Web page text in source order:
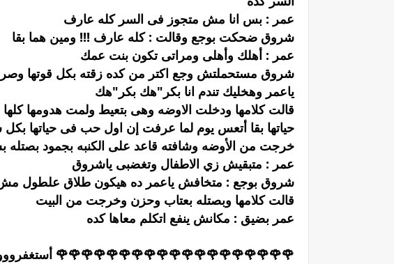
عمر : بس انا مش متجوز فى السر كله عارف
شروق ضحكت بوجع وقالت : كله عارف !!! ومين هما بقا
عمر : أهلك وأهلى ومراتى تكون بنت عمك
شروق مستحملتش وجع اكتر من كده زقته بكل
ياعمر وهخليك تندم انا بكر"هك بكر"هك
قالت كلامها ودخلت الاوضه وهى بتعيط ولمت هدومها
حياتها بقا أتعس يوم لما عرفت إن اول حب فى حياتها بكل
خرجت من الأوضه وشافته قاعد على الكنبه بجمود
عمر : متبقيش زي الاطفال وتغضبى ياشروق
شروق بوجع : متخافش ياعمر ده هيكون طلاق علطول
قالت كلامها وبصتله بعتاب وحزن وخرجت من البيت
عمر بضيق : مكانش ينفع اتكلم معاها كده
🌹🌹🌹🌹🌹🌹🌹🌹🌹🌹🌹🌹🌹🌹🌹🌹🌹🌹🌹